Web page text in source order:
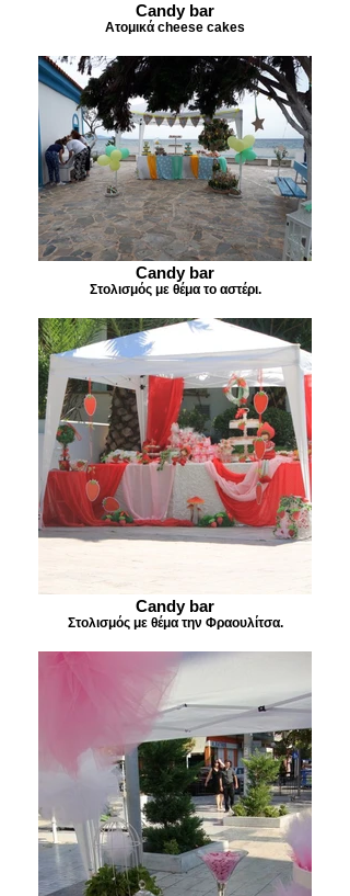
Candy bar
Ατομικά cheese cakes
Candy bar
Στολισμός με θέμα το αστέρι.
Candy bar
Στολισμός με θέμα την Φραουλίτσα.